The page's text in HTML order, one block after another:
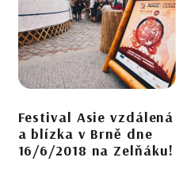
Festival Asie vzdálená
a blízka v Brně dne
16/6/2018 na Zelňáku!